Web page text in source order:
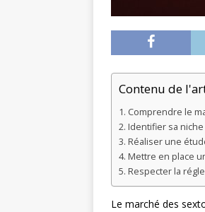
Contenu de
Comprendre le
Identifier sa
Réaliser une
Mettre en place
Respecter la
Le marché des